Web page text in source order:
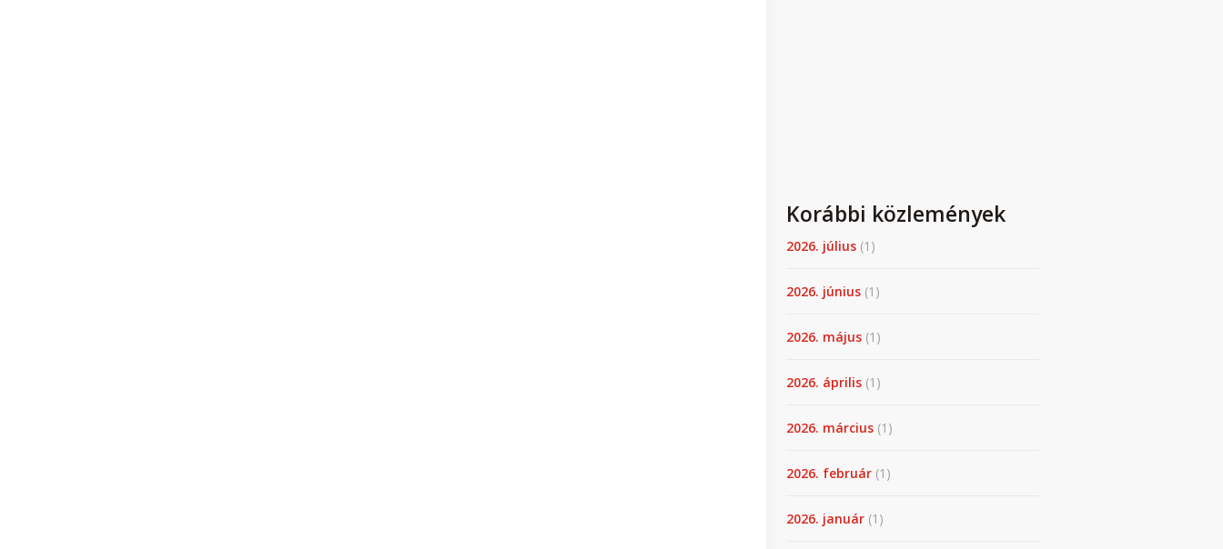
Korábbi közlemények
2026. július (1)
2026. június (1)
2026. május (1)
2026. április (1)
2026. március (1)
2026. február (1)
2026. január (1)